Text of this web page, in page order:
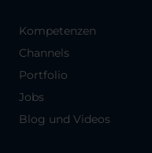
Kompetenzen
Channels
Portfolio
Jobs
Blog und Videos